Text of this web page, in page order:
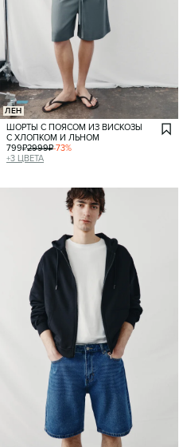
ЛЕН
ШОРТЫ С ПОЯСОМ ИЗ ВИСКОЗЫ
С ХЛОПКОМ И ЛЬНОМ
799₽2999₽-73%
+3 ЦВЕТА